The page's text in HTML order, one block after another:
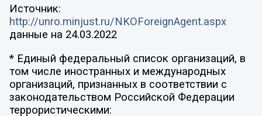
Источник:
http://unro.minjust.ru/NKOForeignAgent.aspx
данные на 24.03.2022
* Единый федеральный список организаций, в
том числе иностранных и международных
организаций, признанных в соответствии с
законодательством Российской Федерации
террористическими: